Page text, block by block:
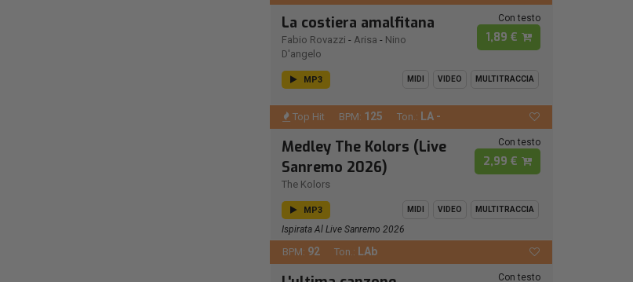
La costiera amalfitana
Fabio Rovazzi - Arisa - Nino
D'angelo
Con testo
1,89 €
MP3 MIDI VIDEO MULTITRACCIA
Top Hit BPM: 125 Ton.: LA -
Medley The Kolors (Live
Sanremo 2026)
The Kolors
Con testo
2,99 €
MP3 MIDI VIDEO MULTITRACCIA
Ispirata Al Live Sanremo 2026
BPM: 92 Ton.: LAb
Con testo